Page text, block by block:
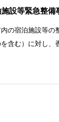
設等緊急整備
の宿泊施設等の
含む）に対し、